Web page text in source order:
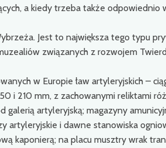
a kiedy trzeba także odpowiednio
Jest to największa tego typu
związanych z rozwojem
w Europie ław artyleryjskich –
i 210 mm, z zachowanymi reliktami
galerią artyleryjską; magazyny
artyleryjskie i dawne stanowiska
kaponierą; na placu musztry wrak